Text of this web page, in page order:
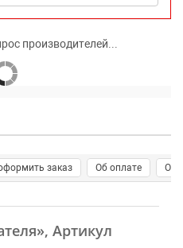
производителей...
заказ Об оплате О
, Артикул